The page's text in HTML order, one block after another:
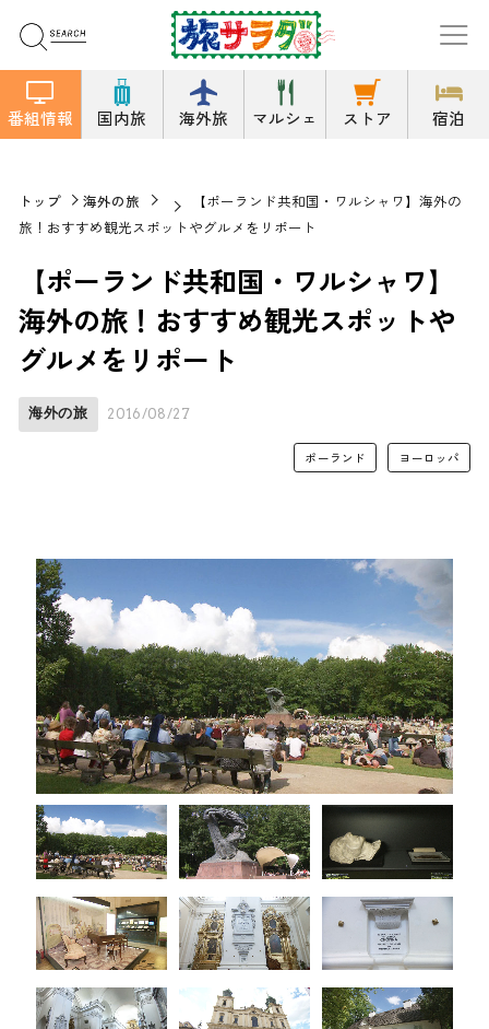
番組情報 国内旅 海外旅 マルシェ ストア 宿泊
トップ 海外の旅
【ポーランド共和国・ワルシャワ】海外の
旅！おすすめ観光スポットやグルメをリポート
【ポーランド共和国・ワルシャワ】
海外の旅！おすすめ観光スポットや
グルメをリポート
海外の旅 2016/08/27
ポーランド ヨーロッパ